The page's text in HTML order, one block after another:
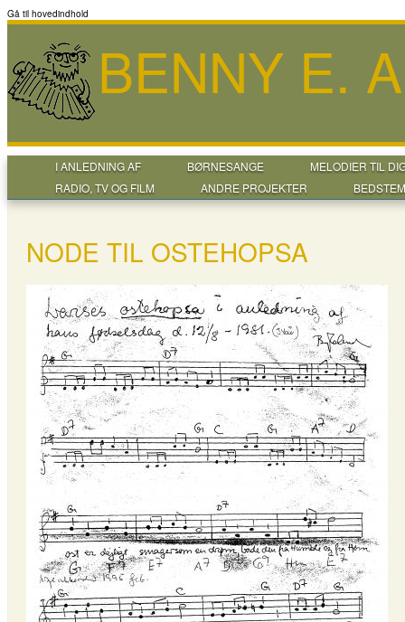
Gå til hovedindhold
BENNY E.
I ANLEDNING AF BØRNESANGE
MELODIER TIL
RADIO, TV OG FILM
ANDRE PROJEKTER
NODE TIL OSTEHOPSA